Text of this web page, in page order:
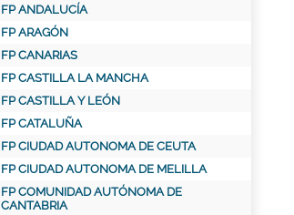
FP ANDALUCÍA
FP ARAGÓN
FP CANARIAS
FP CASTILLA LA MANCHA
FP CASTILLA Y LEÓN
FP CATALUÑA
FP CIUDAD AUTONOMA DE CEUTA
FP CIUDAD AUTONOMA DE MELILLA
FP COMUNIDAD AUTÓNOMA DE
CANTABRIA